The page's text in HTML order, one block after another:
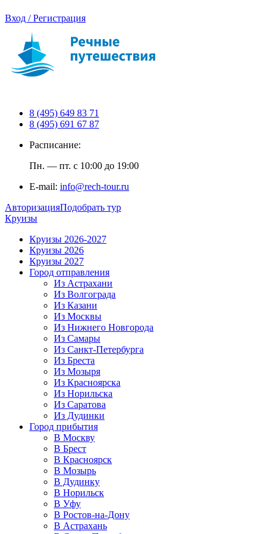
Вход / Регистрация
8 (495) 649 83 71
8 (495) 691 67 87
Расписание:
Пн. — пт. с 10:00 до 19:00
E-mail: info@rech-tour.ru
АвторизацияПодобрать тур
Круизы
Круизы 2026-2027
Круизы 2026
Круизы 2027
Город отправления
Из Астрахани
Из Волгограда
Из Казани
Из Москвы
Из Нижнего Новгорода
Из Самары
Из Санкт-Петербурга
Из Бреста
Из Мозыря
Из Красноярска
Из Норильска
Из Саратова
Из Дудинки
Город прибытия
В Москву
В Брест
В Красноярск
В Мозырь
В Дудинку
В Норильск
В Уфу
В Ростов-на-Дону
В Астрахань